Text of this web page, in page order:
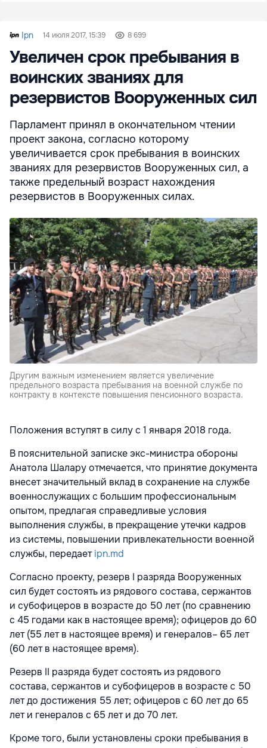
Ipn 14 июля 2017, 15:39 8 699
Увеличен срок пребывания в
воинских званиях для
резервистов Вооруженных сил
Парламент принял в окончательном чтении
проект закона, согласно которому
увеличивается срок пребывания в воинских
званиях для резервистов Вооруженных сил, а
также предельный возраст нахождения
резервистов в Вооруженных силах.
Другим важным изменением является увеличение
предельного возраста пребывания на военной службе по
контракту в контексте повышения пенсионного возраста.
Положения вступят в силу с 1 января 2018 года.
В пояснительной записке экс-министра обороны
Анатола Шалару отмечается, что принятие документа
внесет значительный вклад в сохранение на службе
военнослужащих с большим профессиональным
опытом, предлагая справедливые условия
выполнения службы, в прекращение утечки кадров
из системы, повышении привлекательности военной
службы, передаетipn.md
Согласно проекту, резерв I разряда Вооруженных
сил будет состоять из рядового состава, сержантов
и субофицеров в возрасте до 50 лет (по сравнению
с 45 годами как в настоящее время); офицеров до 60
лет (55 лет в настоящее время) и генералов– 65 лет
(60 лет в настоящее время).
Резерв II разряда будет состоять из рядового
состава, сержантов и субофицеров в возрасте с 50
лет до достижения 55 лет; офицеров с 60 лет до 65
лет и генералов с 65 лет и до 70 лет.
Кроме того, были установлены сроки пребывания в